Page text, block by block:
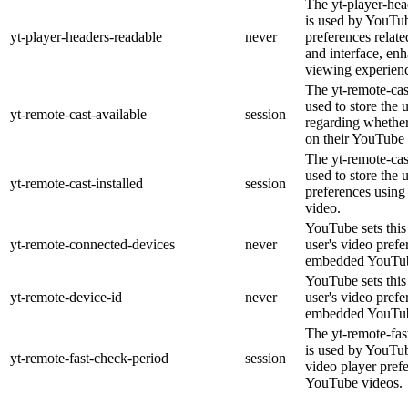
yt-player-headers-readable never
The yt-player-
is used by
preferences
and interface,
viewing
yt-remote-cast-available session
The yt-remote-
used to store the
regarding
on their
yt-remote-cast-installed session
The yt-remote-
used to store the
preferences
video.
yt-remote-connected-devices never
YouTube sets
user's video
embedded
yt-remote-device-id never
YouTube sets
user's video
embedded
yt-remote-fast-check-period session
The yt-remote-
is used by
video player
YouTube videos.